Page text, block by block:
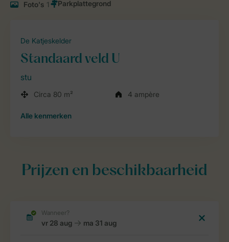
Foto's 1
De Katjeskelder
Standaard veld U
stu
Circa 80 m² 4 ampère
Alle kenmerken
Prijzen en beschikbaarheid